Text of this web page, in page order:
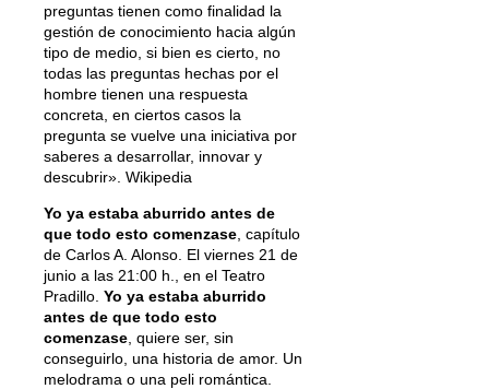
preguntas tienen como finalidad la
gestión de conocimiento hacia algún
tipo de medio, si bien es cierto, no
todas las preguntas hechas por el
hombre tienen una respuesta
concreta, en ciertos casos la
pregunta se vuelve una iniciativa por
saberes a desarrollar, innovar y
descubrir». Wikipedia
Yo ya estaba aburrido antes de
que todo esto comenzase , capítulo
de Carlos A. Alonso. El viernes 21 de
junio a las 21:00 h., en el Teatro
Pradillo. Yo ya estaba aburrido
antes de que todo esto
comenzase , quiere ser, sin
conseguirlo, una historia de amor. Un
melodrama o una peli romántica.